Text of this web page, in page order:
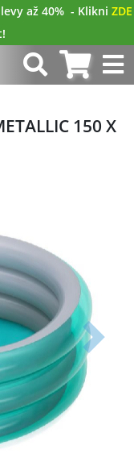
až 40% - Klikni ZDE
150 X
Další